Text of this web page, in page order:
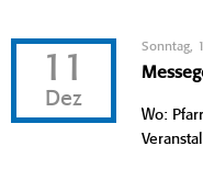
11
Dez
Sonntag,
Wo: